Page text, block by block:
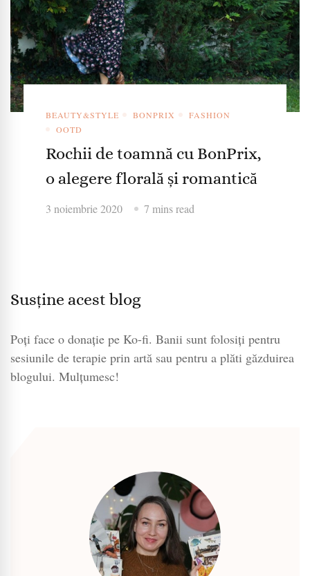
BEAUTY&STYLE BONPRIX
FASHION
OOTD
Rochii de toamnă cu BonPrix,
o alegere florală și romantică
3 noiembrie 2020 7 mins read
Susține acest blog
Poți face o donație pe Ko-fi. Banii sunt folosiți pentru
sesiunile de terapie prin artă sau pentru a plăti găzduirea
blogului. Mulțumesc!